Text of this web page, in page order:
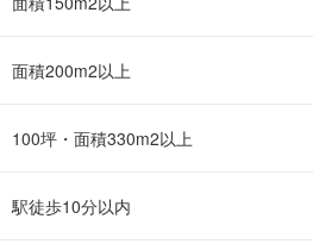
面積200m2以上
100坪・面積330m2以上
駅徒歩10分以内